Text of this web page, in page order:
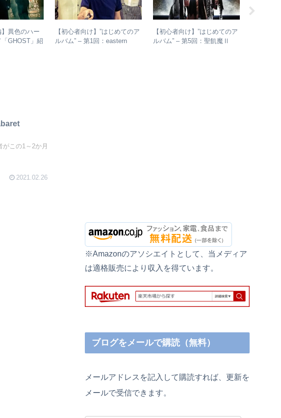
】異色のハー
「GHOST」紹
【初心者向け】”はじめてのア
ルバム” – 第1回：eastern
【初心者向け】”はじめてのア
ルバム” – 第5回：聖飢魔Ⅱ
この1～2か月
2021.02.26
※Amazonのアソシエイトとして、当メディア
は適格販売により収入を得ています。
ブログをメールで購読（無料）
メールアドレスを記入して購読すれば、更新を
メールで受信できます。